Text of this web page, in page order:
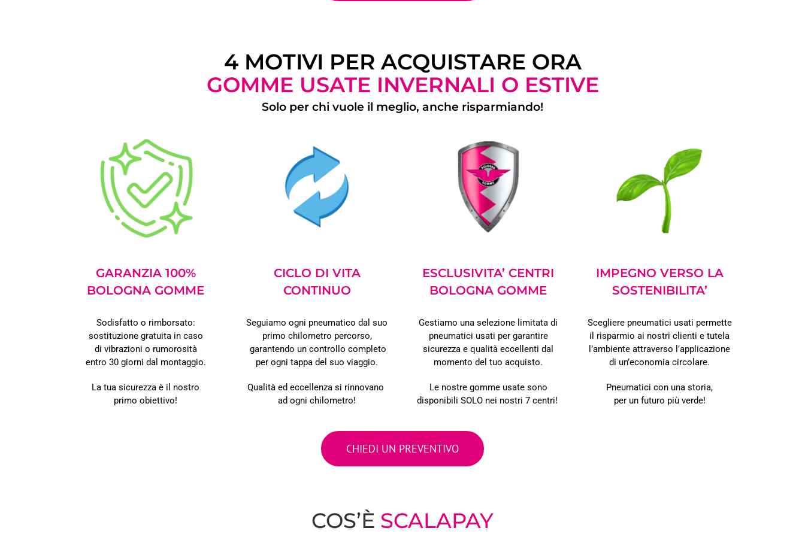
4 MOTIVI PER ACQUISTARE ORA
GOMME USATE INVERNALI O ESTIVE
Solo per chi vuole il meglio, anche risparmiando!
GARANZIA 100%
BOLOGNA GOMME
Sodisfatto o rimborsato:
sostituzione gratuita in caso
di vibrazioni o rumorosità
entro 30 giorni dal montaggio.
La tua sicurezza è il nostro
primo obiettivo!
CICLO DI VITA
CONTINUO
Seguiamo ogni pneumatico dal suo
primo chilometro percorso,
garantendo un controllo completo
per ogni tappa del suo viaggio.
Qualità ed eccellenza si rinnovano
ad ogni chilometro!
ESCLUSIVITA’ CENTRI
BOLOGNA GOMME
Gestiamo una selezione limitata di
pneumatici usati per garantire
sicurezza e qualità eccellenti dal
momento del tuo acquisto.
Le nostre gomme usate sono
disponibili SOLO nei nostri 7 centri!
IMPEGNO VERSO LA
SOSTENIBILITA’
Scegliere pneumatici usati permette
il risparmio ai nostri clienti e tutela
l’ambiente attraverso l’applicazione
di un’economia circolare.
Pneumatici con una storia,
per un futuro più verde!
CHIEDI UN PREVENTIVO
COS’È SCALAPAY